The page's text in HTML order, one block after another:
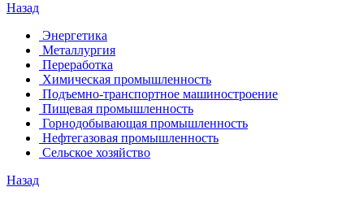
Назад
Энергетика
Металлургия
Переработка
Химическая промышленность
Подъемно-транспортное машиностроение
Пищевая промышленность
Горнодобывающая промышленность
Нефтегазовая промышленность
Сельское хозяйство
Назад